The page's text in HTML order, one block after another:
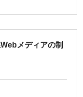
メディアの制